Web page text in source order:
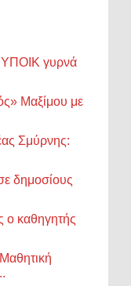
ΥΠΟΙΚ γυρνά
Μαξίμου με
Σμύρνης:
δημοσίους
ο καθηγητής